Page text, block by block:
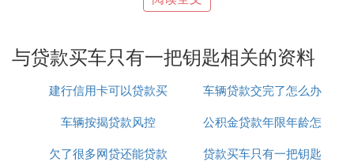
呢？多数情况只在贷款分期购车的情况下，才只拿到
也就是车钥匙抵押在提供贷款的机构那里。
这种抵押车辆贷款购车的情况下，就可能会出现，抵
主再提车时，就只能拿到一把钥匙了。只有在我们的
贷款还清之后，才会拿到另外的一把钥匙。不过呢，
与贷款买车只有一把钥匙相关的资料
建行信用卡可以贷款买
车吗
车辆贷款交完了怎么办
理
车辆按揭贷款风控
公积金贷款年限年龄怎
么算
欠了很多网贷还能贷款
贷款买车只有一把钥匙